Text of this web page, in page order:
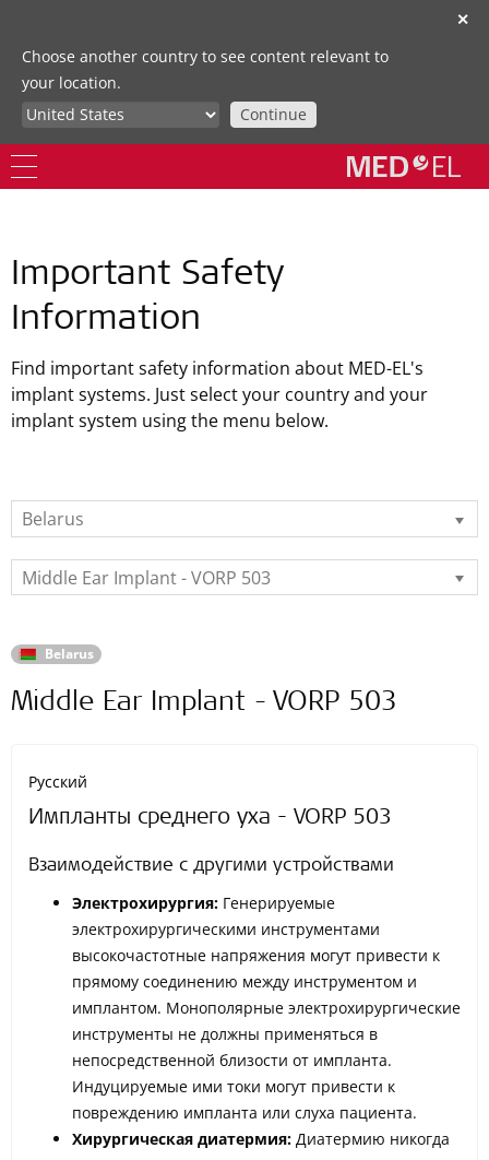
✕
Choose another country to see content relevant to
your location.
Continue
Important Safety
Information
Find important safety information about MED-EL's
implant systems. Just select your country and your
implant system using the menu below.
Belarus
Middle Ear Implant - VORP 503
Belarus
Middle Ear Implant - VORP 503
Русский
Импланты среднего уха - VORP 503
Взаимодействие с другими устройствами
Электрохирургия: Генерируемые
электрохирургическими инструментами
высокочастотные напряжения могут привести к
прямому соединению между инструментом и
имплантом. Монополярные электрохирургические
инструменты не должны применяться в
непосредственной близости от импланта.
Индуцируемые ими токи могут привести к
повреждению импланта или слуха пациента.
Хирургическая диатермия: Диатермию никогда